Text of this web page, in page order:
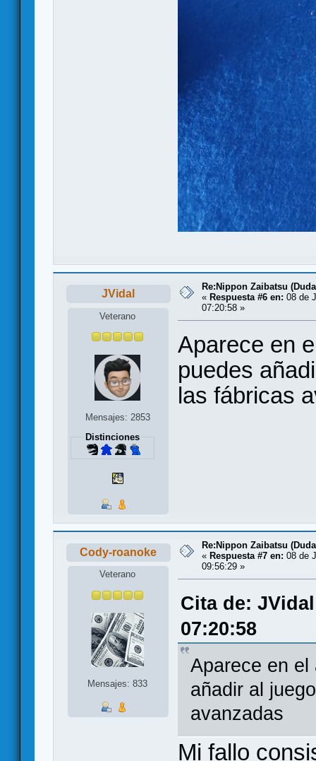
JVidal
Veterano
Mensajes: 2853
Distinciones
Re:Nippon Zaibatsu
« Respuesta #6 en: 08 de
07:20:58 »
Aparece en
puedes
las fábricas
Cody-roanoke
Veterano
Mensajes: 833
Re:Nippon Zaibatsu
« Respuesta #7 en: 08 de
09:56:29 »
Cita de:
07:20:58
Aparece en el
añadir al
avanzadas
Mi fallo